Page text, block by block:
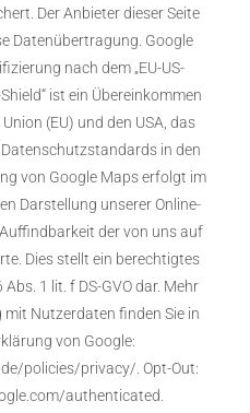
Der Anbieter dieser Seite
Datenübertragung. Google
nach dem „EU-US-
ist ein Übereinkommen
(EU) und den USA, das
in den
von Google Maps erfolgt im
Darstellung unserer Online-
der von uns auf
Dies stellt ein berechtigtes
1 lit. f DS-GVO dar. Mehr
Nutzerdaten finden Sie in
von Google:
policies/privacy/. Opt-Out:
authenticated.